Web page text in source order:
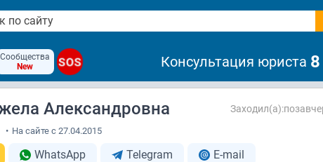
Сообщества
New
SOS Консультация юриста
Александровна
• На сайте с 27.04.2015
WhatsApp Telegram E-mail